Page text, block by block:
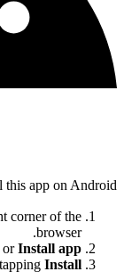
this app on Android
corner of the
browser.
orInstall app
Install